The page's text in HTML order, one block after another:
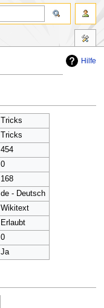
Hilfe
Tricks
Tricks
454
0
168
de - Deutsch
Wikitext
Erlaubt
0
Ja